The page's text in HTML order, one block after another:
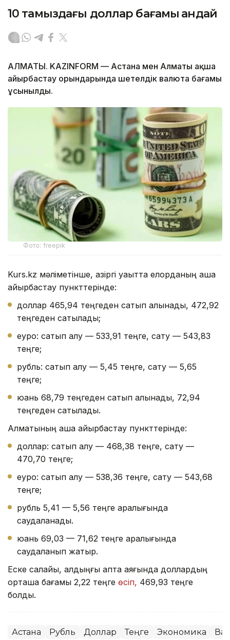
10 тамыздағы доллар бағамы қандай
АЛМАТЫ. KAZINFORM — Астана мен Алматы ақша
айырбастау орындарында шетелдік валюта бағамы
ұсынылды.
Фото: freepik
Kurs.kz мәліметінше, қазіргі уақытта елорданың ақша
айырбастау пункттерінде:
доллар 465,94 теңгеден сатып алынады, 472,92
теңгеден сатылады;
еуро: сатып алу — 533,91 теңге, сату — 543,83
теңге;
рубль: сатып алу — 5,45 теңге, сату — 5,65
теңге;
юань 68,79 теңгеден сатып алынады, 72,94
теңгеден сатылады.
Алматының ақша айырбастау пункттерінде:
доллар: сатып алу — 468,38 теңге, сату —
470,70 теңге;
еуро: сатып алу — 538,36 теңге, сату — 543,68
теңге;
рубль 5,41 — 5,56 теңге аралығында
саудаланады.
юань 69,03 — 71,62 теңге аралығында
саудаланып жатыр.
Еске салайық, алдыңғы апта аяғында доллардың
орташа бағамы 2,22 теңге өсіп, 469,93 теңге
болды.
Астана Рубль Доллар Теңге Экономика